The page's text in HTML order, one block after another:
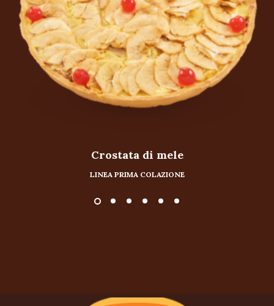
Crostata di mele
LINEA PRIMA COLAZIONE